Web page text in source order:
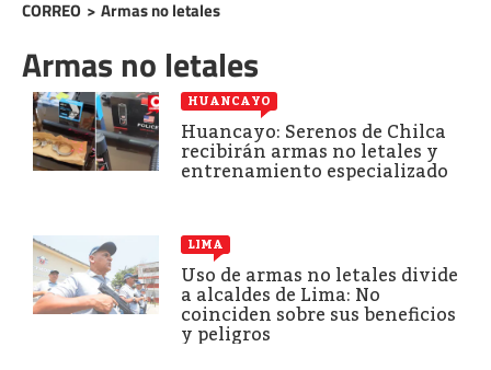
CORREO > Armas no letales
Armas no letales
HUANCAYO
Huancayo: Serenos de Chilca
recibirán armas no letales y
entrenamiento especializado
LIMA
Uso de armas no letales divide
a alcaldes de Lima: No
coinciden sobre sus beneficios
y peligros